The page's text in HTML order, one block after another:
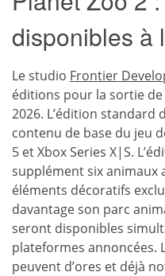
disponibles à
Le studio Frontier
éditions pour la sortie
2026. L’édition standard
contenu de base du jeu
5 et Xbox Series X|S.
supplément six animaux
éléments décoratifs
davantage son parc
seront disponibles
plateformes annoncées.
peuvent d’ores et déjà